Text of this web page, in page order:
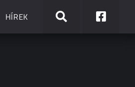
HÍREK